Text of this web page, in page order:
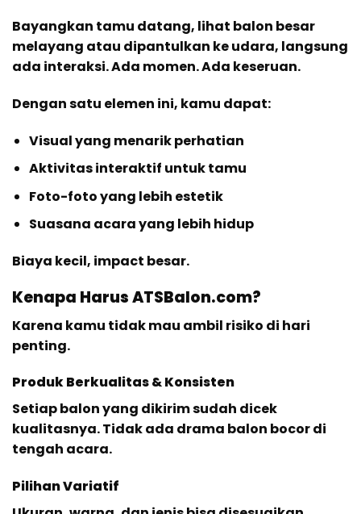
Bayangkan tamu datang, lihat balon besar
melayang atau dipantulkan ke udara, langsung
ada interaksi. Ada momen. Ada keseruan.
Dengan satu elemen ini, kamu dapat:
Visual yang menarik perhatian
Aktivitas interaktif untuk tamu
Foto-foto yang lebih estetik
Suasana acara yang lebih hidup
Biaya kecil, impact besar.
Kenapa Harus ATSBalon.com?
Karena kamu tidak mau ambil risiko di hari
penting.
Produk Berkualitas & Konsisten
Setiap balon yang dikirim sudah dicek
kualitasnya. Tidak ada drama balon bocor di
tengah acara.
Pilihan Variatif